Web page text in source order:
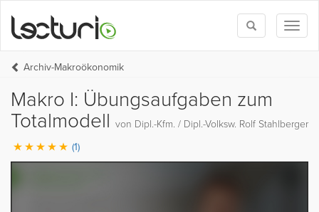
Toggle
search
Archiv-Makroökonomik
Makro I: Übungsaufgaben zum
Totalmodell von Dipl.-Kfm. / Dipl.-Volksw. Rolf Stahlberger
(1)